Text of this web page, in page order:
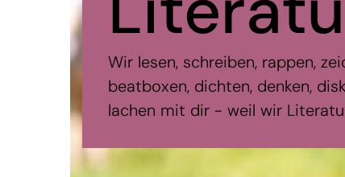
Wir lesen, schreiben, rappen,
beatboxen, dichten, denken,
lachen mit dir - weil wir